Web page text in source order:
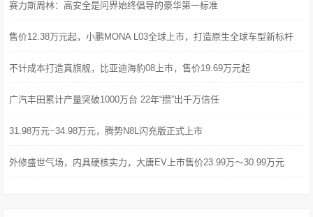
赛力斯周林：高安全是问界始终倡导的豪华第一标准
售价12.38万元起，小鹏MONA L03全球上市，打造原生全球车型新标杆
不计成本打造真旗舰，比亚迪海豹08上市，售价19.69万元起
广汽丰田累计产量突破1000万台 22年“攒”出千万信任
31.98万元~34.98万元，腾势N8L闪充版正式上市
外修盛世气场，内具硬核实力，大唐EV上市售价23.99万～30.99万元